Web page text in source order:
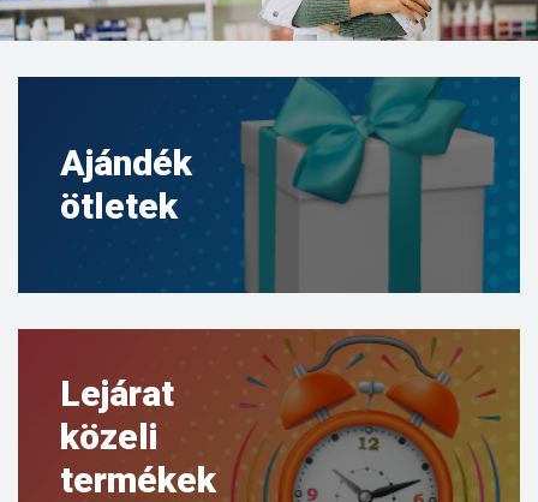
Ajándék
ötletek
Lejárat
közeli
termékek